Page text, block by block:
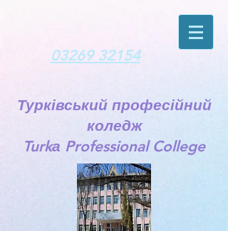
03269 32154
Турківський професійний
коледж
Turkа Professional College